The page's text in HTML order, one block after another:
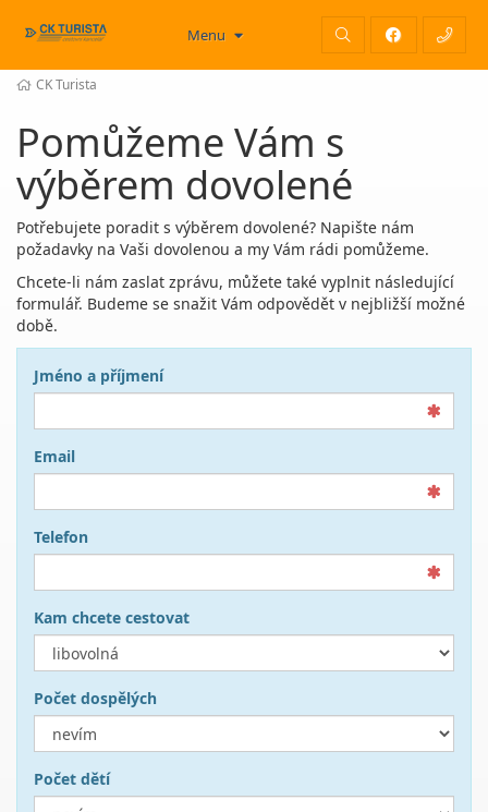
Menu
CK Turista
Pomůžeme Vám s
výběrem dovolené
Potřebujete poradit s výběrem dovolené? Napište nám
požadavky na Vaši dovolenou a my Vám rádi pomůžeme.
Chcete-li nám zaslat zprávu, můžete také vyplnit následující
formulář. Budeme se snažit Vám odpovědět v nejbližší možné
době.
Jméno a příjmení
Email
Telefon
Kam chcete cestovat
Počet dospělých
Počet dětí